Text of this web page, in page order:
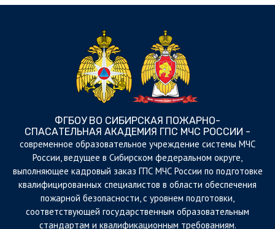
ФГБОУ ВО СИБИРСКАЯ ПОЖАРНО-
СПАСАТЕЛЬНАЯ АКАДЕМИЯ ГПС МЧС РОССИИ -
cовременное образовательное учреждение системы МЧС
России, ведущее в Сибирском федеральном округе,
выполняющее кадровый заказ ГПС МЧС России по подготовке
квалифицированных специалистов в области обеспечения
пожарной безопасности, с уровнем подготовки,
соответствующей государственным образовательным
стандартам и квалификационным требованиям.